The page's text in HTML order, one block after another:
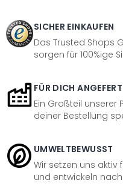
SICHER EINKAUFEN
Das Trusted Shops
sorgen für 100%ige
FÜR DICH
Ein Großteil unserer
deiner Bestellung
UMWELTBEWUSST
Wir setzen uns aktiv
und entwickeln